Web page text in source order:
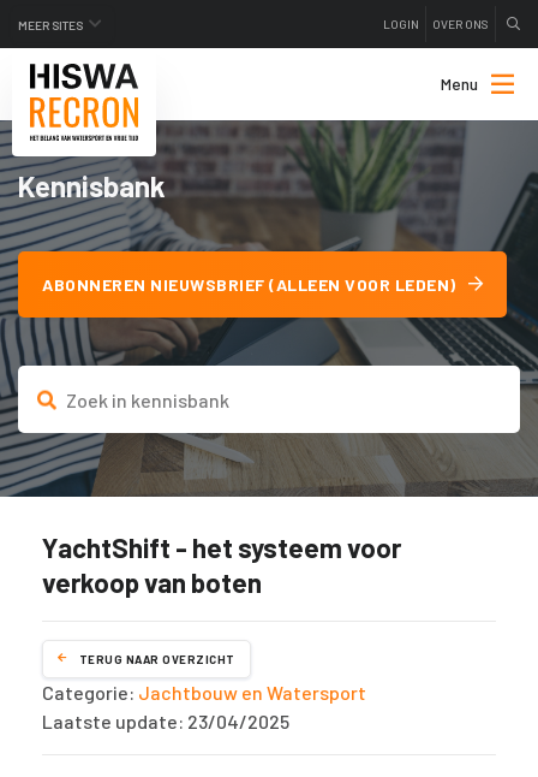
MEER SITES LOGIN OVER ONS
Menu
Kennisbank
ABONNEREN NIEUWSBRIEF (ALLEEN VOOR LEDEN)
YachtShift - het systeem voor
verkoop van boten
TERUG NAAR OVERZICHT
Categorie: Jachtbouw en Watersport
Laatste update: 23/04/2025